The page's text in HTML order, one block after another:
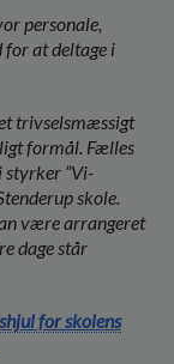
personale,
at deltage i
trivselsmæssigt
formål. Fælles
styrker ”Vi-
skole.
være arrangeret
dage står
for skolens